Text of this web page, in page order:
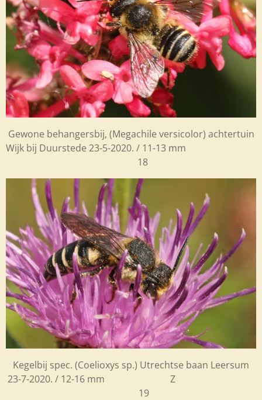
Gewone behangersbij, (Megachile versicolor) achtertuin
Wijk bij Duurstede 23-5-2020. / 11-13 mm
18
Kegelbij spec. (Coelioxys sp.) Utrechtse baan Leersum
23-7-2020. / 12-16 mm Z
19